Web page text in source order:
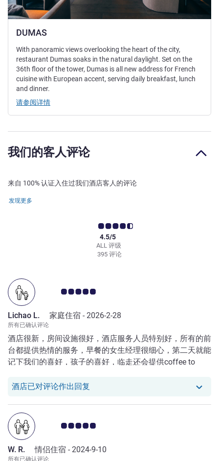
DUMAS
With panoramic views overlooking the heart of the city,
restaurant Dumas soaks in the natural daylight. Set on the
36th floor of the tower, Dumas is all new address for French
cuisine with European accent, serving daily breakfast, lunch
and dinner.
请参阅详情
我们的客人评论
来自 100% 认证入住过我们酒店客人的评论
发现更多
ALL 评级
4.5/5
395 评论
客户意见评级 5.0/5
Lichao L. 家庭住宿 - 2026-2-28
所有已确认评论
酒店很新，房间设施很好，酒店服务人员特别好，所有的前
台都提供热情的服务，早餐的女生经理很细心，第二天就能
记下我们的喜好，孩子的喜好，临走还会提供coffee to
城市，回到第比利斯果断了继续预定了这家酒店。
酒店已对评论作出回复 我们酒店已对 Lichao L. 的评论作出
客户意见评级 5.0/5
W. R. 情侣住宿 - 2024-9-10
所有已确认评论